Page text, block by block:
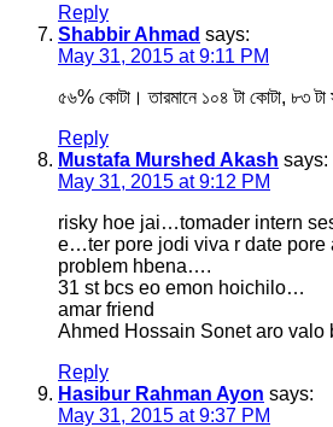
Reply
Shabbir Ahmad says:
May 31, 2015 at 9:11 PM
৫৬% কোটা। তারমানে ১০৪ টা কোটা, ৮৩ টা
Reply
Mustafa Murshed Akash says:
May 31, 2015 at 9:12 PM
risky hoe jai…tomader intern
e…ter pore jodi viva r date pore
problem hbena….
31 st bcs eo emon hoichilo…
amar friend
Ahmed Hossain Sonet aro valo
Reply
Hasibur Rahman Ayon says:
May 31, 2015 at 9:37 PM